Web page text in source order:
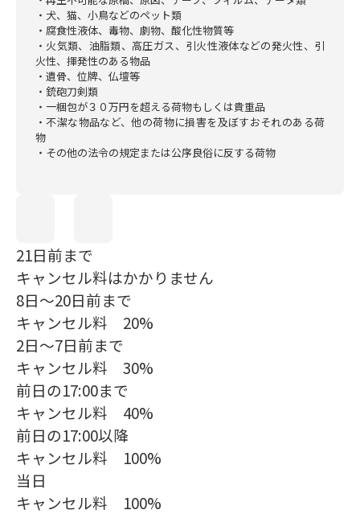
・犬、猫、小鳥などのペット類
・腐食性液体、毒物、劇物、酸化性物質等
・火気類、油脂類、高圧ガス、引火性液体などの発火性、引
火性、揮発性のある物品
・遺骨、位牌、仏壇等
・銃砲刀剣類
・一梱包が３０万円を超える荷物もしくは貴重品
・不潔な物品など、他の荷物に損害を及ぼすおそれのある荷
物
・その他の法令の規定または公序良俗に反する荷物
21日前まで
キャンセル料はかかりません
8日～20日前まで
キャンセル料 20%
2日～7日前まで
キャンセル料 30%
前日の17:00まで
キャンセル料 40%
前日の17:00以降
キャンセル料 100%
当日
キャンセル料 100%